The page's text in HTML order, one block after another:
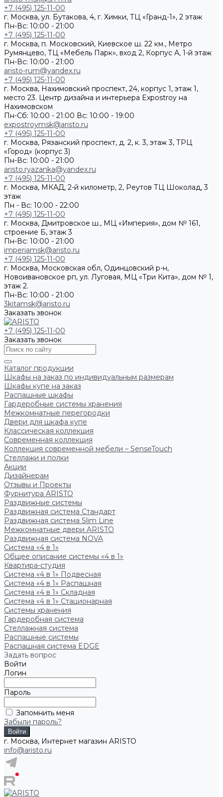
+7 (495) 125-11-00
г. Москва, ул. Бутакова, 4, г. Химки, ТЦ «Гранд-1», 2 этаж
Пн-Вс: 10:00 - 21:00
+7 (495) 125-11-00
г. Москва, п. Московский, Киевское ш. 22 км., Метро
Румянцево, ТЦ «Мебель Парк», вход 2, Корпус А, 1-й этаж
Пн-Вс: 10:00 - 21:00
aristo-rum@yandex.ru
+7 (495) 125-11-00
г. Москва, Нахимовский проспект, 24, корпус 1, этаж 1,
место 23. Центр дизайна и интерьера Expostroy на
Нахимовском
Пн-Сб: 10:00 - 21:00 Вс: 10:00 - 19:00
expostroymsk@aristo.ru
+7 (495) 125-11-00
г. Москва, Рязанский проспект, д. 2, к. 3, этаж 3, ТРЦ
«Город» (корпус 3)
Пн-Вс: 10:00 - 21:00
aristo.ryazanka@yandex.ru
+7 (495) 125-11-00
г. Москва, МКАД, 2-й километр, 2, Реутов ТЦ Шоколад, 3
этаж
Пн - Вс: 10:00 - 22:00
+7 (495) 125-11-00
г. Москва, Дмитровское ш., МЦ «Империя», дом № 161,
строение Б, этаж 3
Пн-Вс: 10:00 - 21:00
imperiamsk@aristo.ru
+7 (495) 125-11-00
г. Москва, Московская обл, Одинцовский р-н,
Новоивановское рп, ул. Луговая, МЦ «Три Кита», дом № 1,
этаж 2.
Пн-Вс: 10:00 - 21:00
3kitamsk@aristo.ru
Заказать звонок
+7 (495) 125-11-00
Заказать звонок
Каталог продукции
Шкафы на заказ по индивидуальным размерам
Шкафы купе на заказ
Распашные шкафы
Гардеробные системы хранения
Межкомнатные перегородки
Двери для шкафа купе
Классическая коллекция
Современная коллекция
Коллекция современной мебели – SenseTouch
Стеллажи и полки
Акции
Дизайнерам
Отзывы и Проекты
Фурнитура ARISTO
Раздвижные системы
Раздвижная система Стандарт
Раздвижная система Slim Line
Межкомнатные двери ARISTO
Раздвижная система NOVA
Система «4 в 1»
Общее описание системы «4 в 1»
Квартира-студия
Система «4 в 1» Подвесная
Система «4 в 1» Распашная
Система «4 в 1» Складная
Система «4 в 1» Стационарная
Системы хранения
Гардеробная система
Стеллажная система
Распашные системы
Распашная система EDGE
Задать вопрос
Войти
Логин
Пароль
Запомнить меня
Забыли пароль?
г. Москва, Интернет магазин ARISTO
info@aristo.ru